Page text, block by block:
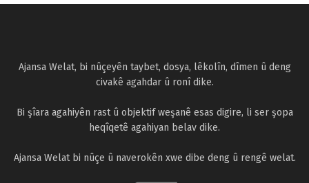
Ajansa Welat, bi nûçeyên taybet, dosya, lêkolîn, dîmen û deng
civakê agahdar û ronî dike.
Bi şîara agahiyên rast û objektif weşanê esas digire, li ser şopa
heqîqetê agahiyan belav dike.
Ajansa Welat bi nûçe û naverokên xwe dibe deng û rengê welat.